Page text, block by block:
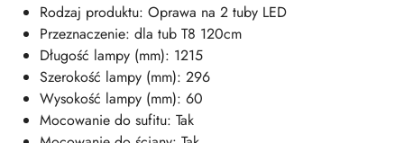
Rodzaj produktu: Oprawa na 2 tuby LED
Przeznaczenie: dla tub T8 120cm
Długość lampy (mm): 1215
Szerokość lampy (mm): 296
Wysokość lampy (mm): 60
Mocowanie do sufitu: Tak